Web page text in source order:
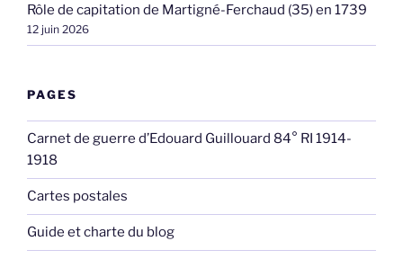
Rôle de capitation de Martigné-Ferchaud (35) en 1739
12 juin 2026
PAGES
Carnet de guerre d’Edouard Guillouard 84° RI 1914-
1918
Cartes postales
Guide et charte du blog